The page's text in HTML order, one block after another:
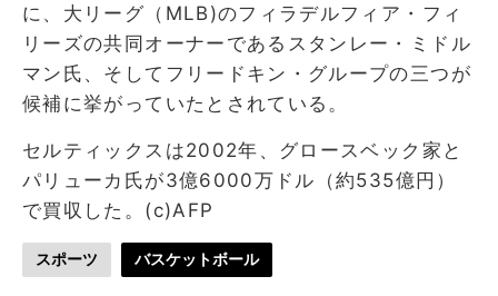
に、大リーグ（MLB)のフィラデルフィア・フィ
リーズの共同オーナーであるスタンレー・ミドル
マン氏、そしてフリードキン・グループの三つが
候補に挙がっていたとされている。
セルティックスは2002年、グロースベック家と
パリューカ氏が3億6000万ドル（約535億円）
で買収した。(c)AFP
スポーツ バスケットボール